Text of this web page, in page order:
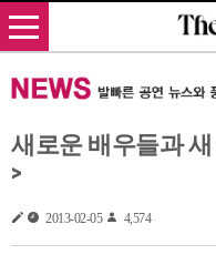
새로운 배우들과
>
2013-02-05 4,574